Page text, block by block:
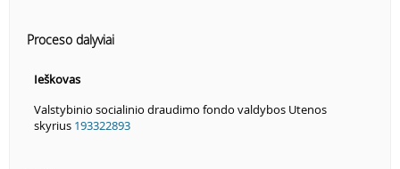
Proceso dalyviai
Ieškovas
Valstybinio socialinio draudimo fondo valdybos Utenos
skyrius 193322893